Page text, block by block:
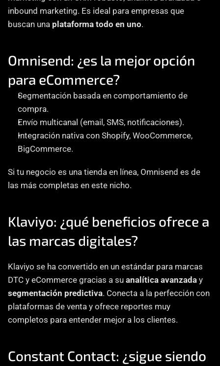
inbound marketing. Es ideal para empresas que
buscan una plataforma todo en uno.
Omnisend: ¿es la mejor opción
para eCommerce?
Segmentación basada en comportamiento de
compra.
Envío multicanal (email, SMS, notificaciones).
Integración nativa con Shopify, WooCommerce,
BigCommerce.
Si tu negocio es una tienda en línea, Omnisend es de
las más completas en este nicho.
Klaviyo: ¿qué beneficios ofrece a
las marcas digitales?
Klaviyo se ha convertido en un estándar para marcas
DTC y eCommerce gracias a su analítica avanzada
segmentación predictiva. Conecta a la perfección con
plataformas de venta y ofrece reportes muy
completos para entender mejor a los clientes.
Constant Contact: ¿sigue siendo